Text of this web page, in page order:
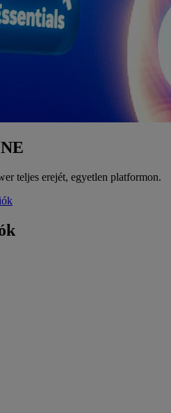
teljes erejét, egyetlen platformon.